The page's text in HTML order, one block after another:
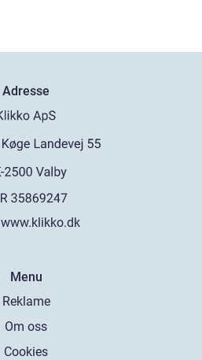
Adresse
www.klikko.dk
Menu
Reklame
Om oss
Cookies